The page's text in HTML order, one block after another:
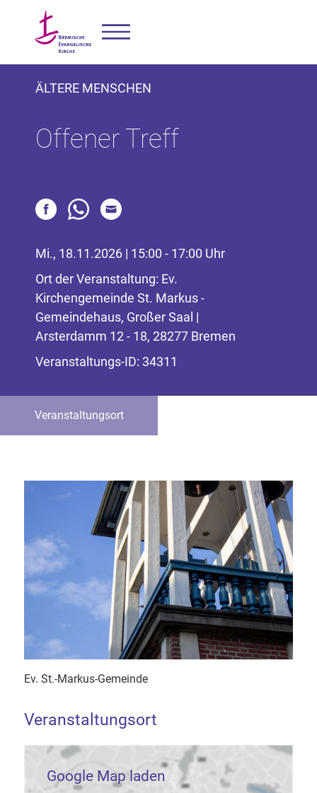
ÄLTERE MENSCHEN
Offener Treff
Mi., 18.11.2026 | 15:00 - 17:00 Uhr
Ort der Veranstaltung: Ev.
Kirchengemeinde St. Markus -
Gemeindehaus, Großer Saal |
Arsterdamm 12 - 18, 28277 Bremen
Veranstaltungs-ID: 34311
Veranstaltungsort
Ev. St.-Markus-Gemeinde
Veranstaltungsort
Google Map laden